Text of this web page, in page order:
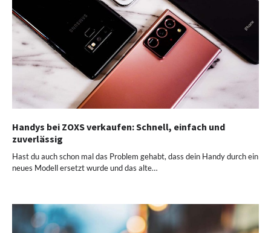
Handys bei ZOXS verkaufen: Schnell, einfach und
zuverlässig
Hast du auch schon mal das Problem gehabt, dass dein Handy durch ein
neues Modell ersetzt wurde und das alte…